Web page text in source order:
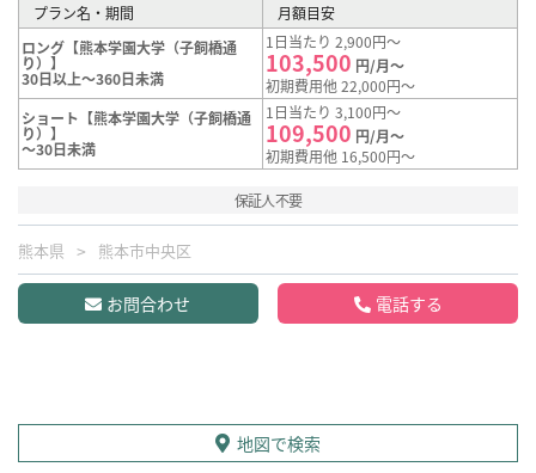
プラン名・期間
月額目安
ロング【熊本学園大学（子飼橋通
り）】
30日以上～360日未満
1日当たり 2,900円～
103,500 円/月～
初期費用他 22,000円～
ショート【熊本学園大学（子飼橋通
り）】
～30日未満
1日当たり 3,100円～
109,500 円/月～
初期費用他 16,500円～
保証人不要
熊本県 熊本市中央区
お問合わせ 電話する
地図で検索